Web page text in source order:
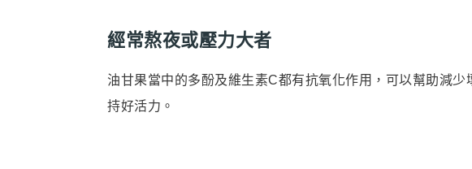
經常熬夜或壓力大者
油甘果當中的多酚及維生素C都有抗氧化作用，可以幫助減
持好活力。